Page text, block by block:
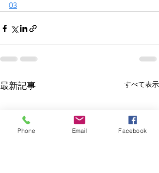
03
最新記事 すべて表示
Phone Email Facebook